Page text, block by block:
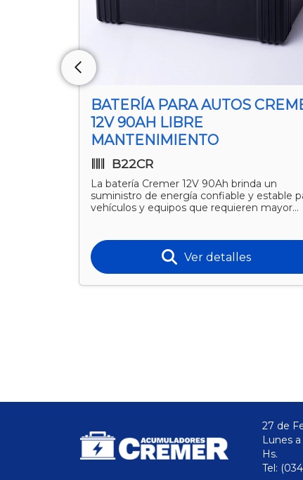
BATERÍA PARA AUTOS
12V 90AH LIBRE
MANTENIMIENTO
B22CR
La batería Cremer 12V 90Ah brinda un
suministro de energía confiable y estable
vehículos y equipos que requieren mayor
Ver detalles
27 de
Lunes
Hs.
Tel: